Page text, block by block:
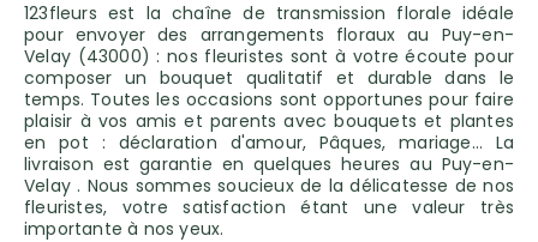
123fleurs est la chaîne de transmission florale idéale
pour envoyer des arrangements floraux au Puy-en-
Velay (43000) : nos fleuristes sont à votre écoute pour
composer un bouquet qualitatif et durable dans le
temps. Toutes les occasions sont opportunes pour faire
plaisir à vos amis et parents avec bouquets et plantes
en pot : déclaration d'amour, Pâques, mariage… La
livraison est garantie en quelques heures au Puy-en-
Velay . Nous sommes soucieux de la délicatesse de nos
fleuristes, votre satisfaction étant une valeur très
importante à nos yeux.